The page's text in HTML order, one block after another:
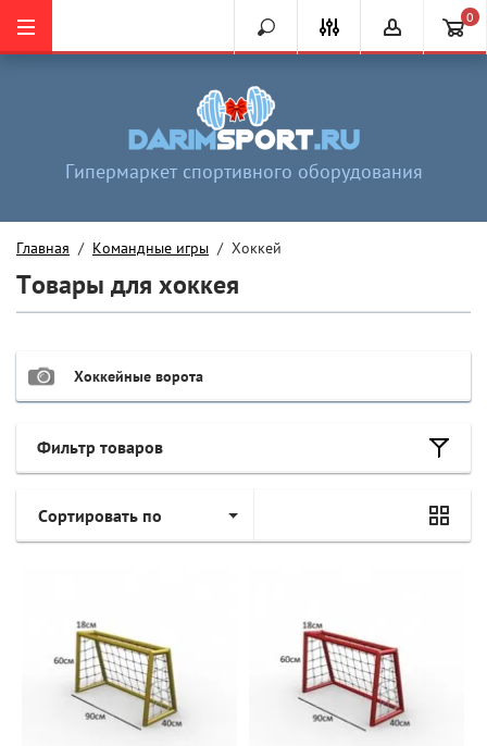
0
Гипермаркет спортивного оборудования
Главная
  /
Командные игры
  /  Хоккей
Товары для хоккея
Хоккейные ворота
Фильтр товаров
Сортировать по